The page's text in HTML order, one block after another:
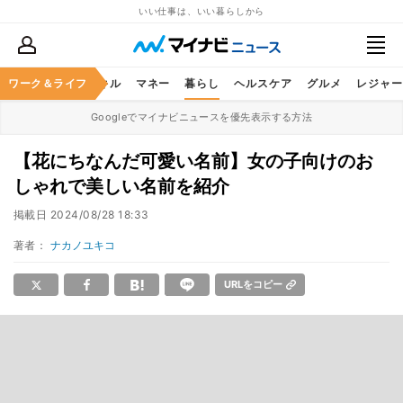
いい仕事は、いい暮らしから
ワーク＆ライフ
ア ビジネススキル マネー 暮らし ヘルスケア グルメ レジャー
Googleでマイナビニュースを優先表示する方法
【花にちなんだ可愛い名前】女の子向けのお
しゃれで美しい名前を紹介
掲載日 2024/08/28 18:33
著者： ナカノユキコ
URLをコピー